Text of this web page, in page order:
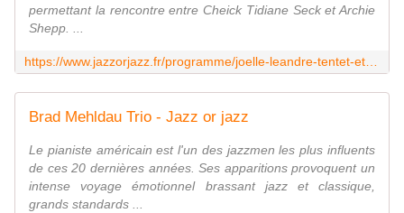
permettant la rencontre entre Cheick Tidiane Seck et Archie
Shepp. ...
Brad Mehldau Trio - Jazz or jazz
Le pianiste américain est l'un des jazzmen les plus influents
de ces 20 dernières années. Ses apparitions provoquent un
intense voyage émotionnel brassant jazz et classique,
grands standards ...